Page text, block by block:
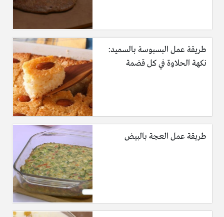
طريقة عمل البسبوسة بالسميد:
نكهة الحلاوة في كل قضمة
طريقة عمل العجة بالبيض